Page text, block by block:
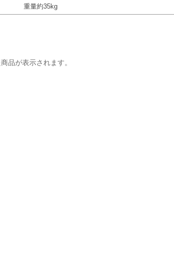
重量約35kg
品が表示されます。